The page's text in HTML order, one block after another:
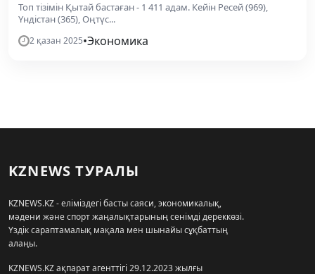
Топ тізімін Қытай бастаған - 1 411 адам. Кейін Ресей (969),
Үндістан (365), Оңтүс...
2 қазан 2025•Экономика
KZNEWS ТУРАЛЫ
KZNEWS.KZ - еліміздегі басты саяси, экономикалық,
мәдени және спорт жаңалықтарының сенімді дереккөзі.
Үздік сараптамалық мақала мен шынайы сұқбаттың
алаңы.
KZNEWS.KZ ақпарат агенттігі 29.12.2023 жылғы